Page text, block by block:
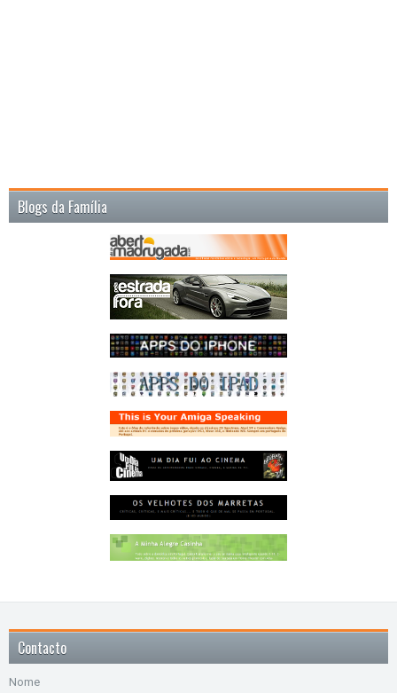
Blogs da Família
Contacto
Nome